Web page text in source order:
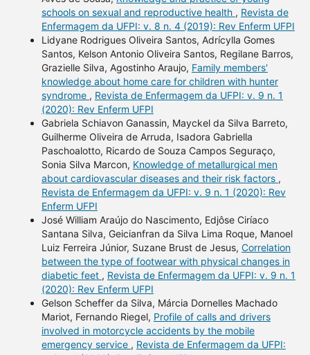
schools on sexual and reproductive health , Revista de
Enfermagem da UFPI: v. 8 n. 4 (2019): Rev Enferm UFPI
Lidyane Rodrigues Oliveira Santos, Adrícylla Gomes
Santos, Kelson Antonio Oliveira Santos, Regilane Barros,
Grazielle Silva, Agostinho Araujo, Family members'
knowledge about home care for children with hunter
syndrome , Revista de Enfermagem da UFPI: v. 9 n. 1
(2020): Rev Enferm UFPI
Gabriela Schiavon Ganassin, Mayckel da Silva Barreto,
Guilherme Oliveira de Arruda, Isadora Gabriella
Paschoalotto, Ricardo de Souza Campos Seguraço,
Sonia Silva Marcon, Knowledge of metallurgical men
about cardiovascular diseases and their risk factors ,
Revista de Enfermagem da UFPI: v. 9 n. 1 (2020): Rev
Enferm UFPI
José William Araújo do Nascimento, Edjôse Ciríaco
Santana Silva, Geicianfran da Silva Lima Roque, Manoel
Luiz Ferreira Júnior, Suzane Brust de Jesus, Correlation
between the type of footwear with physical changes in
diabetic feet , Revista de Enfermagem da UFPI: v. 9 n. 1
(2020): Rev Enferm UFPI
Gelson Scheffer da Silva, Márcia Dornelles Machado
Mariot, Fernando Riegel, Profile of calls and drivers
involved in motorcycle accidents by the mobile
emergency service , Revista de Enfermagem da UFPI: